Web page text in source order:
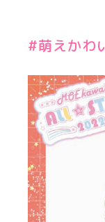
#萌えかわ